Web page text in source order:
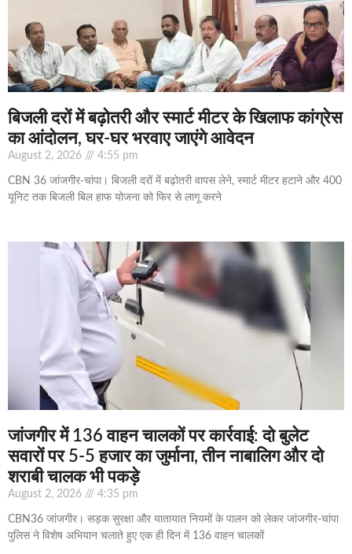
बिजली दरों में बढ़ोतरी और स्मार्ट मीटर के खिलाफ कांग्रेस
का आंदोलन, घर-घर भरवाए जाएंगे आवेदन
August 2, 2026 4:55 pm
CBN 36 जांजगीर-चांपा। बिजली दरों में बढ़ोतरी वापस लेने, स्मार्ट मीटर हटाने और 400
यूनिट तक बिजली बिल हाफ योजना को फिर से लागू करने
जांजगीर में 136 वाहन चालकों पर कार्रवाई: दो बुलेट
सवारों पर 5-5 हजार का जुर्माना, तीन नाबालिग और दो
शराबी चालक भी पकड़े
August 2, 2026 4:35 pm
CBN36 जांजगीर। सड़क सुरक्षा और यातायात नियमों के पालन को लेकर जांजगीर-चांपा
पुलिस ने विशेष अभियान चलाते हुए एक ही दिन में 136 वाहन चालकों